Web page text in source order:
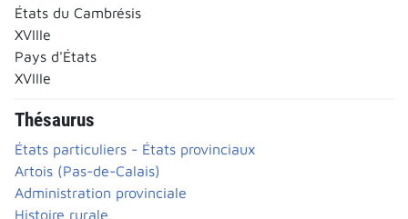
États du Cambrésis
XVIIIe
Pays d'États
XVIIIe
Thésaurus
États particuliers - États provinciaux
Artois (Pas-de-Calais)
Administration provinciale
Histoire rurale